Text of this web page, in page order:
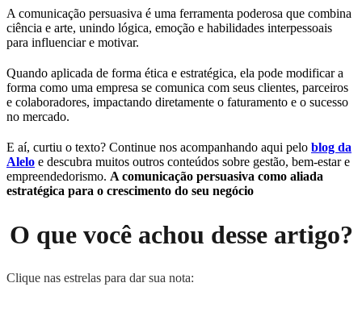
A comunicação persuasiva é uma ferramenta poderosa que combina
ciência e arte, unindo lógica, emoção e habilidades interpessoais
para influenciar e motivar.
Quando aplicada de forma ética e estratégica, ela pode modificar a
forma como uma empresa se comunica com seus clientes, parceiros
e colaboradores, impactando diretamente o faturamento e o sucesso
no mercado.
E aí, curtiu o texto? Continue nos acompanhando aqui pelo blog da
Alelo e descubra muitos outros conteúdos sobre gestão, bem-estar e
empreendedorismo. A comunicação persuasiva como aliada
estratégica para o crescimento do seu negócio
O que você achou desse artigo?
Clique nas estrelas para dar sua nota: